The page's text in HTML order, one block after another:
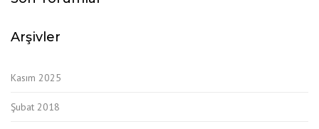
Arşivler
Kasım 2025
Şubat 2018